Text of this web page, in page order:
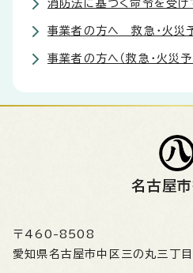
消防法に基づく命令を受け
事業者の方へ 救急・火災
事業者の方へ（救急・火災予
名古屋
〒460-8508
愛知県名古屋市中区三の丸三丁